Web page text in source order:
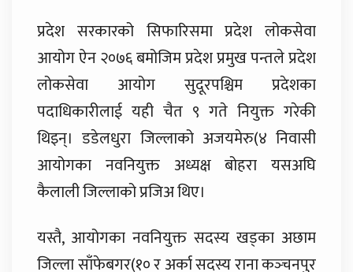
प्रदेश सरकारको सिफारिसमा प्रदेश लोकसेवा
आयोग ऐन २०७६ बमोजिम प्रदेश प्रमुख पन्तले प्रदेश
लोकसेवा आयोग सुदूरपश्चिम प्रदेशका
पदाधिकारीलाई यही चैत ९ गते नियुक्त गरेकी
थिइन्। डडेलधुरा जिल्लाको अजयमेरु(४ निवासी
आयोगका नवनियुक्त अध्यक्ष बोहरा यसअघि
कैलाली जिल्लाको प्रजिअ थिए।
यस्तै, आयोगका नवनियुक्त सदस्य खड्का अछाम
जिल्ला साँफेबगर(१० र अर्का सदस्य राना कञ्‍चनपुर